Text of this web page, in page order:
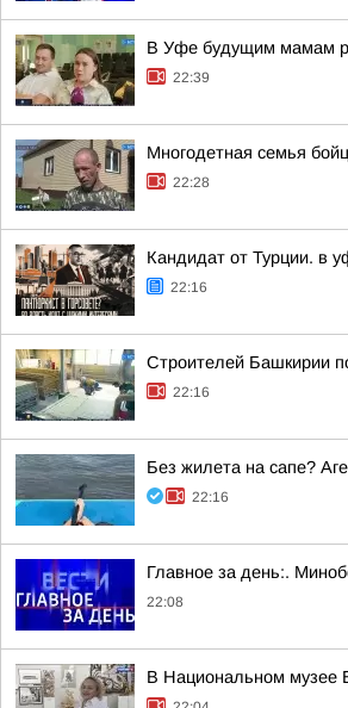
В Уфе будущим мамам
22:39
Многодетная семья
22:28
Кандидат от Турции. в
22:16
Строителей Башкирии
22:16
Без жилета на сапе?
22:16
Главное за день:.
22:08
В Национальном музее